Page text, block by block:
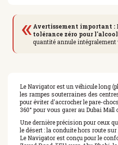
« Avertissement important :
tolérance zéro pour l'alcool
quantité annule intégralement
Le Navigator est un véhicule long
les rampes souterraines des
pour éviter d'accrocher le pare-
360° pour vous garer au Dubai
Une dernière précision pour ceux
le désert : la conduite hors route
Le Navigator est conçu pour le